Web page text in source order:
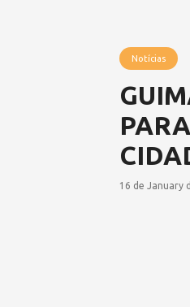
Notícias
16 de January